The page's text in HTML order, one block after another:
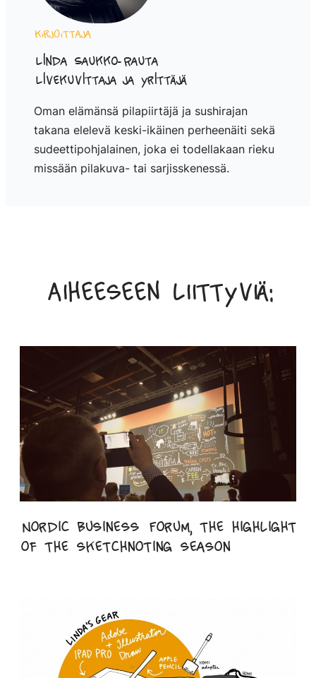
Kirjoittaja
Linda Saukko-Rauta
Livekuvittaja ja yrittäjä
Oman elämänsä pilapiirtäjä ja sushirajan
takana elelevä keski-ikäinen perheenäiti sekä
sudeettipohjalainen, joka ei todellakaan rieku
missään pilakuva- tai sarjisskenessä.
Aiheeseen liittyviä:
Nordic Business Forum, the highlight
of the sketchnoting season